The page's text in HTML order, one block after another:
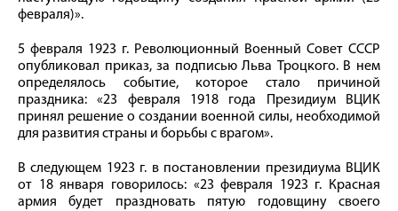
февраля)».
5 февраля 1923 г. Революционный Военный Совет СССР
опубликовал приказ, за подписью Льва Троцкого. В нем
определялось событие, которое стало причиной
праздника: «23 февраля 1918 года Президиум ВЦИК
принял решение о создании военной силы, необходимой
для развития страны и борьбы с врагом».
В следующем 1923 г. в постановлении президиума ВЦИК
от 18 января говорилось: «23 февраля 1923 г. Красная
армия будет праздновать пятую годовщину своего